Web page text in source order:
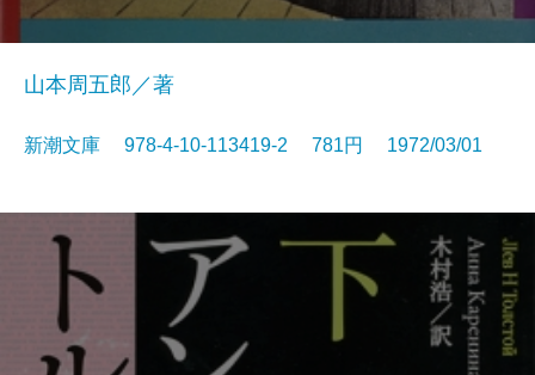
山本周五郎／著
新潮文庫 978-4-10-113419-2 781円 1972/03/01